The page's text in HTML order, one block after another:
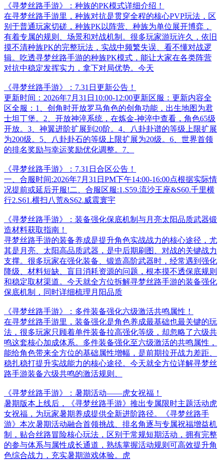
《寻梦丝路手游》：种族的PK模式详细介绍！
在寻梦丝路手游里，种族对抗是贯穿全程的核心PVP玩法，区
别于普通玩家切磋，种族PK以阵营、种族为单位展开博弈，
有着专属的规则、场景和对战机制。很多玩家游玩许久，依旧
摸不清种族PK的完整玩法，实战中频繁失误、看不懂对战逻
辑。吃透寻梦丝路手游的种族PK模式，能让大家在各类阵营
对抗中稳定发挥实力，拿下对局优势。今天
《寻梦丝路手游》：7.31日更新公告！
更新时间：2026年7月31日10:00-12:00更新区服：更新内容全
区全服：1、创角时开放罗马角色的创角功能，出生地图为君
士坦丁堡。2、开放神淬系统，在炼金-神淬中查看，角色65级
开放。3、神翼进阶扩展到20阶。4、八卦卦谱的等级上限扩展
为200级。5、八卦卦石的等级上限扩展为20级。6、世界首领
的排名奖励与幸运奖励优化调整。7、
《寻梦丝路手游》：7.31日合区公告！
一、合服时间:2026年7月31日PM下午14:00-16:00点根据实际情
况提前或延后开服!二、合服区服:1.S59.流沙王座&S60.千里横
行2.S61.横扫八荒&S62.威震寰宇
《寻梦丝路手游》：装备强化保底机制与月亮太阳品质武器锻
造材料获取指南！
寻梦丝路手游的装备养成是提升角色实战战力的核心途径，尤
其是月亮、太阳高品质武器，是中后期刷图、对战的关键战力
支撑。很多玩家在强化装备、锻造高阶武器时，经常遇到强化
降级、材料短缺、盲目消耗资源的问题，根本摸不透保底规则
和稳定取材渠道。今天就全方位拆解寻梦丝路手游的装备强化
保底机制，同时详细梳理月阳品质
《寻梦丝路手游》：多件装备强化六级激活共鸣属性！
在寻梦丝路手游里，装备强化是角色养成最基础也最关键的玩
法，很多玩家只顾着单件装备拉高强化等级，却忽略了六级共
鸣这套核心加成体系。多件装备强化至六级激活的共鸣属性，
能给角色带来全方位的基础属性增幅，是前期拉开战力差距、
稳扎稳打提升实战能力的核心途径。今天就全方位详解寻梦丝
路手游装备六级共鸣的激活规则、
《寻梦丝路手游》：暑期活动——虎女祝福！
暑期版本上线后，《寻梦丝路手游》推出专属限时主题活动虎
女祝福，为玩家暑期养成提供全新进阶路径。《寻梦丝路手
游》本次暑期活动融合首领挑战、排名角逐与专属祝福增益机
制，贴合丝路冒险核心玩法，区别于常规短期活动，拥有完整
的参与体系与属性成长通道，熟练掌握活动规则可高效提升角
色综合战力，充实暑期游戏体验。虎